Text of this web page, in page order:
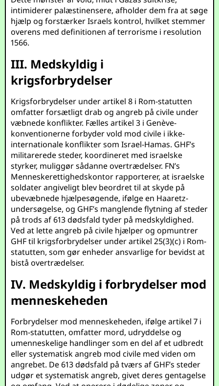
intimiderer palæstinensere, afholder dem fra at søge
hjælp og forstærker Israels kontrol, hvilket stemmer
overens med definitionen af terrorisme i resolution
1566.
III. Medskyldig i
krigsforbrydelser
Krigsforbrydelser under artikel 8 i Rom-statutten
omfatter forsætligt drab og angreb på civile under
væbnede konflikter. Fælles artikel 3 i Genève-
konventionerne forbyder vold mod civile i ikke-
internationale konflikter som Israel-Hamas. GHF’s
militarerede steder, koordineret med israelske
styrker, muliggør sådanne overtrædelser. FN’s
Menneskerettighedskontor rapporterer, at israelske
soldater angiveligt blev beordret til at skyde på
ubevæbnede hjælpesøgende, ifølge en Haaretz-
undersøgelse, og GHF’s manglende flytning af steder
på trods af 613 dødsfald tyder på medskyldighed.
Ved at lette angreb på civile hjælper og opmuntrer
GHF til krigsforbrydelser under artikel 25(3)(c) i Rom-
statutten, som gør enheder ansvarlige for bevidst at
bistå overtrædelser.
IV. Medskyldig i forbrydelser mod
menneskeheden
Forbrydelser mod menneskeheden, ifølge artikel 7 i
Rom-statutten, omfatter mord, udryddelse og
umenneskelige handlinger som en del af et udbredt
eller systematisk angreb mod civile med viden om
angrebet. De 613 dødsfald på tværs af GHF’s steder
udgør et systematisk angreb, givet deres gentagelse